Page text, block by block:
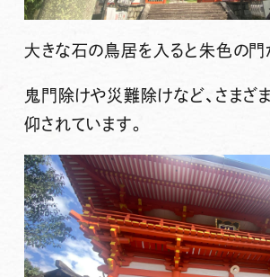
大きな石の鳥居を入ると朱色の門
鬼門除けや災難除けなど、さまざ
仰されています。